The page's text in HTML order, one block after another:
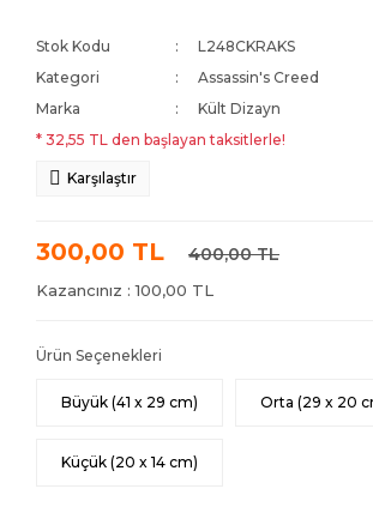
Stok Kodu
L248CKRAKS
Kategori
Assassin's Creed
Marka
Kült Dizayn
* 32,55 TL den başlayan taksitlerle!
Karşılaştır
300,00 TL 400,00 TL
Kazancınız : 100,00 TL
Ürün Seçenekleri
Büyük (41 x 29 cm) Orta (29 x 20
Küçük (20 x 14 cm)